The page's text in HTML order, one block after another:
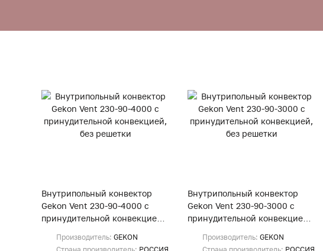
Внутрипольный конвектор
Gekon Vent 230-90-4000 с
принудительной конвекцией,
Производитель: GEKON
Внутрипольный конвектор
Gekon Vent 230-90-3000 с
принудительной конвекцией,
Производитель: GEKON